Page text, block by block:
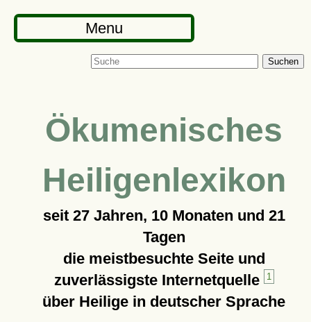
Menu
Suchen
Ökumenisches
Heiligenlexikon
seit 27 Jahren, 10 Monaten und 21
Tagen
die meistbesuchte Seite und
zuverlässigste Internetquelle
1
über Heilige in deutscher Sprache